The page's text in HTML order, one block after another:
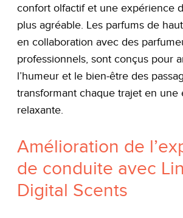
confort olfactif et une expérience
plus agréable. Les parfums de
en collaboration avec des
professionnels, sont conçus pour
l’humeur et le bien-être des
transformant chaque trajet en une
relaxante.
Amélioration de
de conduite avec
Digital Scents